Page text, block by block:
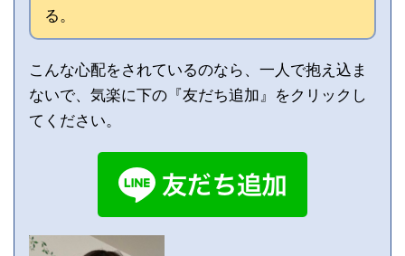
る。
こんな心配をされているのなら、一人で抱え込ま
ないで、気楽に下の『友だち追加』をクリックし
てください。